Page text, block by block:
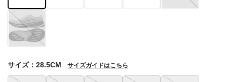
サイズ：28.5CM サイズガイドはこちら